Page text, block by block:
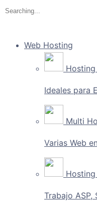
Web Hosting
Ideales para
Multi
Varias Web
Trabajo ASP,